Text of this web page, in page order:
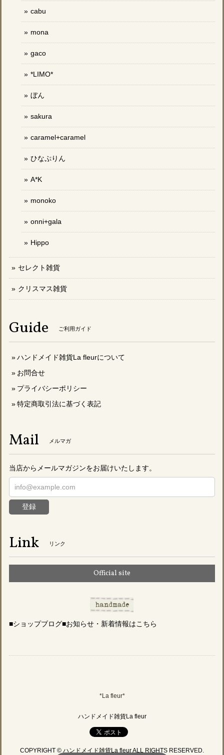
cabu
mona
gaco
*LIMO*
ぼん
sakura
caramel+caramel
ひなぷりん
A*K
monoko
onni+gala
Hippo
セレクト雑貨
クリスマス雑貨
Guide ご利用ガイド
ハンドメイド雑貨La fleurについて
お問合せ
プライバシーポリシー
特定商取引法に基づく表記
Mail メルマガ
当店からメールマガジンをお届けいたします。
登録
Link リンク
Official site
■ショップブログ■お知らせ・新着情報はこちら
*La fleur*
ハンドメイド雑貨La fleur
COPYRIGHT © ハンドメイド雑貨La fleur ALL RIGHTS RESERVED.